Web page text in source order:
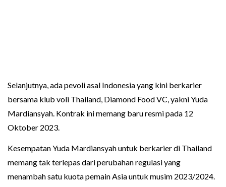
Selanjutnya, ada pevoli asal Indonesia yang kini berkarier
bersama klub voli Thailand, Diamond Food VC, yakni Yuda
Mardiansyah. Kontrak ini memang baru resmi pada 12
Oktober 2023.
Kesempatan Yuda Mardiansyah untuk berkarier di Thailand
memang tak terlepas dari perubahan regulasi yang
menambah satu kuota pemain Asia untuk musim 2023/2024.